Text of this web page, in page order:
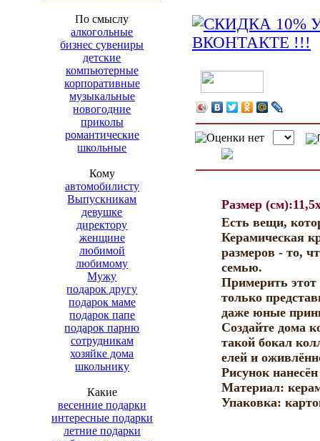
По смыслу
алкогольные
бизнес сувениры
детские
компьютерные
корпоративные
музыкальные
новогодние
приколы
романтические
школьные
Кому
автомобилисту
Выпускникам
девушке
директору
женщине
любимой
любимому
Мужу
подарок другу
подарок маме
подарок папе
подарок парню
сотрудникам
хозяйке дома
школьнику
Какие
весенние подарки
интересные подарки
летние подарки
Размер
Есть вещи,
Керамическая
размеров - то,
семью.
Примерить этот
только
даже юные
Создайте дома
такой бокал
елей и
Рисунок
Материал:
Упаковка: